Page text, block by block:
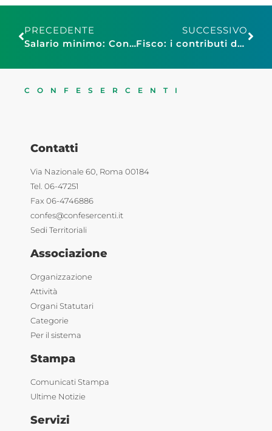
PRECEDENTE
Salario minimo: Confesercenti, necessaria salvaguardia PMI. Coperta è corta, rischi sull’occupazione
SUCCESSIVO
Fisco: i contributi della badante possono essere portati in detrazione con una dichiarazione integrativa
CONFESERCENTI
Contatti
Via Nazionale 60, Roma 00184
Tel. 06-47251
Fax 06-4746886
confes@confesercenti.it
Sedi Territoriali
Associazione
Organizzazione
Attività
Organi Statutari
Categorie
Per il sistema
Stampa
Comunicati Stampa
Ultime Notizie
Servizi